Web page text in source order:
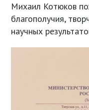
Михаил Котюков
благополучия,
научных